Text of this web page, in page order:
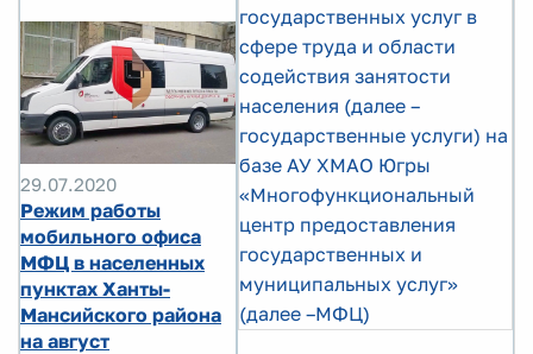
29.07.2020
Режим работы
мобильного офиса
МФЦ в населенных
пунктах Ханты-
Мансийского района
на август
государственных услуг в
сфере труда и области
содействия занятости
населения (далее –
государственные услуги) на
базе АУ ХМАО Югры
«Многофункциональный
центр предоставления
государственных и
муниципальных услуг»
(далее –МФЦ)